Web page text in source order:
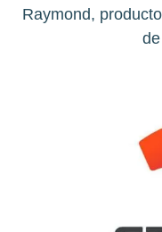
Raymond,